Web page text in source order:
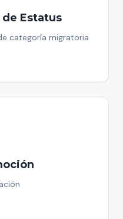
Estatus
categoría migratoria